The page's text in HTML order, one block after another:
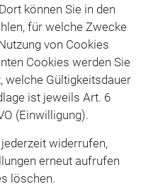
können Sie in den
für welche Zwecke
von Cookies
Cookies werden Sie
welche Gültigkeitsdauer
ist jeweils Art. 6
(Einwilligung).
widerrufen,
erneut aufrufen
löschen.